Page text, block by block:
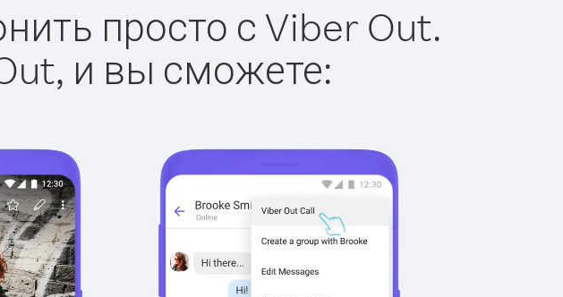
просто с Viber Out.
и вы сможете: